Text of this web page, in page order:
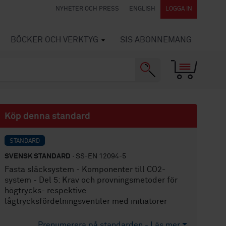
NYHETER OCH PRESS ENGLISH LOGGA IN
BÖCKER OCH VERKTYG SIS ABONNEMANG
Köp denna standard
STANDARD
SVENSK STANDARD · SS-EN 12094-5
Fasta släcksystem - Komponenter till CO2-
system - Del 5: Krav och provningsmetoder för
högtrycks- respektive
lågtrycksfördelningsventiler med initiatorer